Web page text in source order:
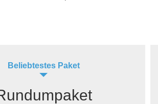
Beliebtestes Paket